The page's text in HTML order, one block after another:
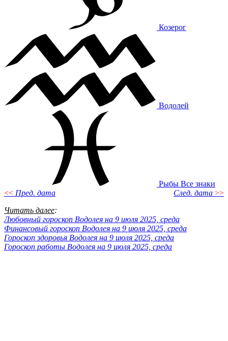
Козерог
Водолей
Рыбы Все знаки
<< Пред. дата След. дата >>
Читать далее:
Любовный гороскоп Водолея на 9 июля 2025, среда
Финансовый гороскоп Водолея на 9 июля 2025, среда
Гороскоп здоровья Водолея на 9 июля 2025, среда
Гороскоп работы Водолея на 9 июля 2025, среда